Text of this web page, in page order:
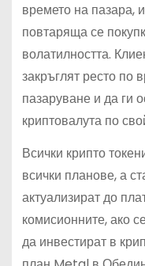
времето на пазара,
повтаряща се
волатилността.
закръглят ресто по
пазаруване и да ги
криптовалута по
Всички крипто
всички планове, а
актуализират до
комисионните, ако
да инвестират в